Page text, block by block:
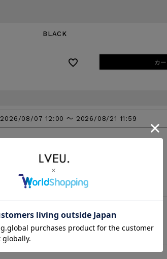
BLACK
カ
2026/08/07 12:00〜 2026/08/21 11:59